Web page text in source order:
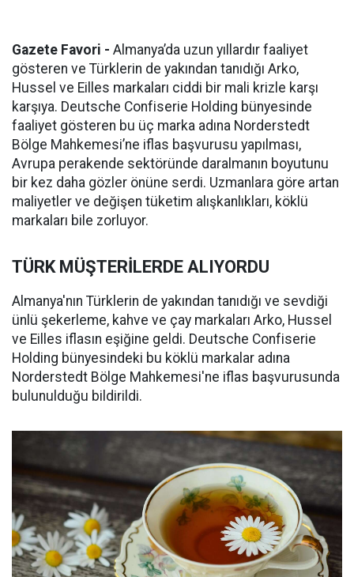
Gazete Favori - Almanya’da uzun yıllardır faaliyet
gösteren ve Türklerin de yakından tanıdığı Arko,
Hussel ve Eilles markaları ciddi bir mali krizle karşı
karşıya. Deutsche Confiserie Holding bünyesinde
faaliyet gösteren bu üç marka adına Norderstedt
Bölge Mahkemesi’ne iflas başvurusu yapılması,
Avrupa perakende sektöründe daralmanın boyutunu
bir kez daha gözler önüne serdi. Uzmanlara göre artan
maliyetler ve değişen tüketim alışkanlıkları, köklü
markaları bile zorluyor.
TÜRK MÜŞTERİLERDE ALIYORDU
Almanya'nın Türklerin de yakından tanıdığı ve sevdiği
ünlü şekerleme, kahve ve çay markaları Arko, Hussel
ve Eilles iflasın eşiğine geldi. Deutsche Confiserie
Holding bünyesindeki bu köklü markalar adına
Norderstedt Bölge Mahkemesi'ne iflas başvurusunda
bulunulduğu bildirildi.